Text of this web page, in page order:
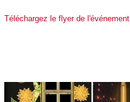
Téléchargez le flyer de l'événement